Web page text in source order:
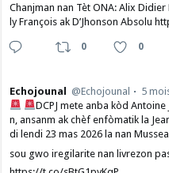
Chanjman nan Tèt ONA: Alix
ly François ak D’Jhonson Absolu
0 0
Echojounal @Echojounal
5
DCPJ mete anba kòd
n, ansanm ak chèf enfòmatik la
di lendi 23 mas 2026 la nan
sou gwo iregilarite nan livrezon